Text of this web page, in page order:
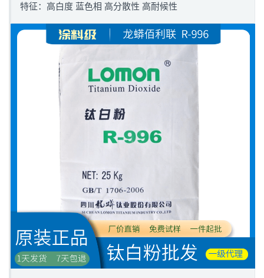
特征：高白度 蓝色相 高分散性 高耐候性